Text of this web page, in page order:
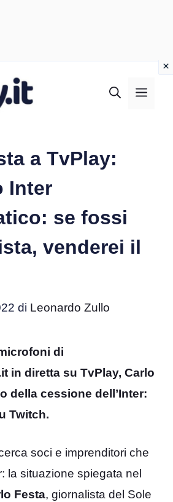
a TvPlay:
Inter
se fossi
venderei il
di Leonardo Zullo
di
in diretta su TvPlay, Carlo
della cessione dell’Inter:
Twitch.
soci e imprenditori che
la situazione spiegata nel
Festa, giornalista del Sole